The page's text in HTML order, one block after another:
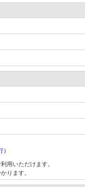
用いただけます。
ります。